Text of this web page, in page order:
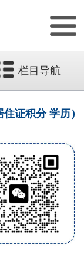
栏目导航
证积分 学历）